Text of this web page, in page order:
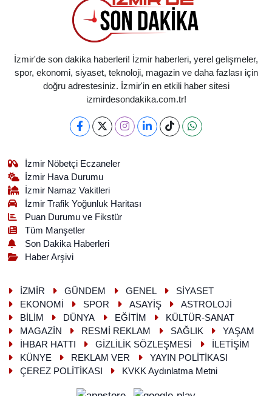
İzmir'de son dakika haberleri! İzmir haberleri, yerel gelişmeler,
spor, ekonomi, siyaset, teknoloji, magazin ve daha fazlası için
doğru adrestesiniz. İzmir'in en etkili haber sitesi
izmirdesondakika.com.tr!
İzmir Nöbetçi Eczaneler
İzmir Hava Durumu
İzmir Namaz Vakitleri
İzmir Trafik Yoğunluk Haritası
Puan Durumu ve Fikstür
Tüm Manşetler
Son Dakika Haberleri
Haber Arşivi
İZMİR GÜNDEM GENEL
SİYASET
EKONOMİ
SPOR ASAYİŞ
ASTROLOJİ
BİLİM
DÜNYA EĞİTİM
KÜLTÜR-SANAT
MAGAZİN
RESMİ REKLAM SAĞLIK
YAŞAM
İHBAR HATTI
GİZLİLİK SÖZLEŞMESİ
İLETİŞİM
KÜNYE
REKLAM VER
YAYIN POLİTİKASI
ÇEREZ POLİTİKASI
KVKK Aydınlatma Metni